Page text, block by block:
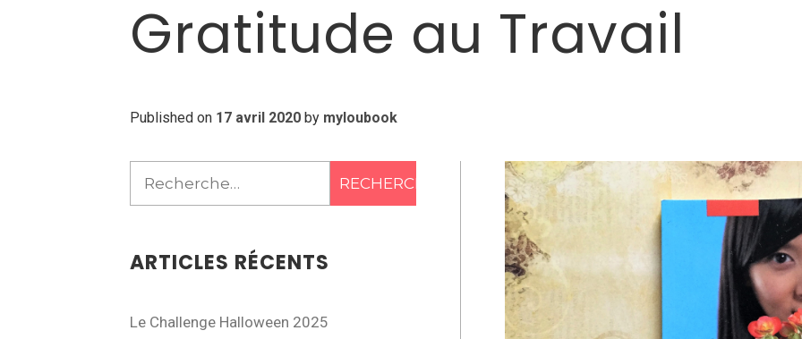
Gratitude au Travail
Published on 17 avril 2020by myloubook
Rechercher :
ARTICLES RÉCENTS
Le Challenge Halloween 2025